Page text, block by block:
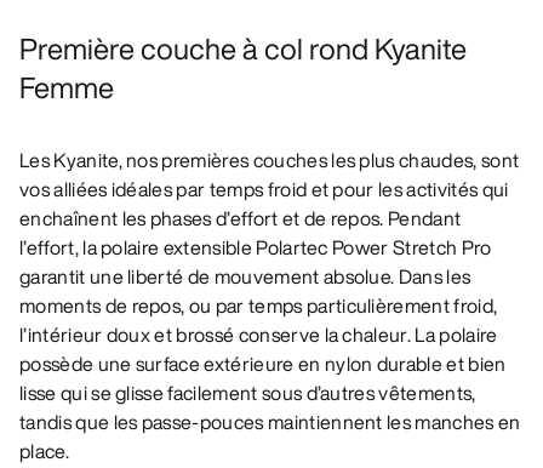
Première couche à col rond Kyanite
Femme
Les Kyanite, nos premières couches les plus chaudes, sont
vos alliées idéales par temps froid et pour les activités qui
enchaînent les phases d’effort et de repos. Pendant
l’effort, la polaire extensible Polartec Power Stretch Pro
garantit une liberté de mouvement absolue. Dans les
moments de repos, ou par temps particulièrement froid,
l’intérieur doux et brossé conserve la chaleur. La polaire
possède une surface extérieure en nylon durable et bien
lisse qui se glisse facilement sous d’autres vêtements,
tandis que les passe-pouces maintiennent les manches en
place.